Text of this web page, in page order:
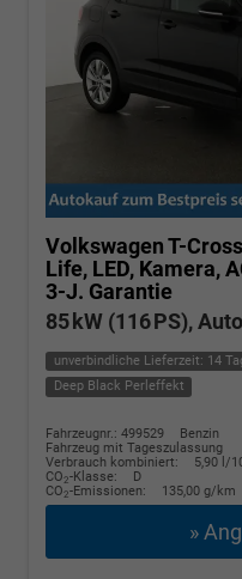
Volkswagen T-Cross
Life, LED, Kamera,
3-J. Garantie
85 kW (116 PS),
unverbindliche Lieferzeit: 14
Deep Black Perleffekt
Fahrzeugnr.: 499529
Benzin
Fahrzeug mit Tageszulassung
Verbrauch kombiniert:
5,90 l/
CO2-Klasse:
D
CO2-Emissionen: 135,00 g/km
»